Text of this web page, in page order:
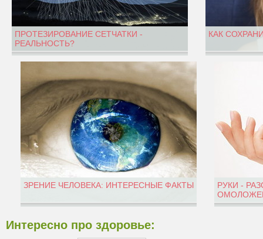
ПРОТЕЗИРОВАНИЕ СЕТЧАТКИ -
РЕАЛЬНОСТЬ?
КАК
ЗРЕНИЕ ЧЕЛОВЕКА: ИНТЕРЕСНЫЕ ФАКТЫ
РУКИ -
Интересно про здоровье: